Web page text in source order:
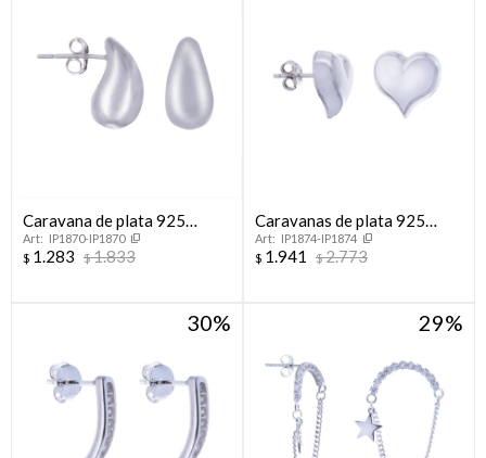
Caravana de plata 925
LAGRIMA
IP1870-IP1870
$ 1.283 $1.833
Caravanas de plata 925
Corazón
IP1874-IP1874
$ 1.941 $2.773
30 29